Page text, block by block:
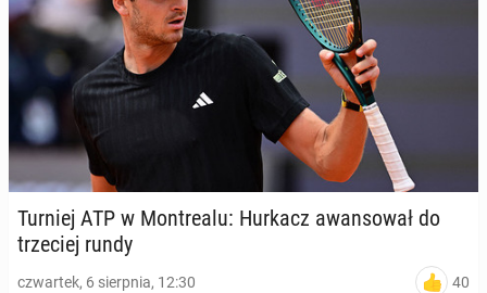
Turniej ATP w Mont­re­alu: Hurkacz awan­so­wał do
trze­ciej rundy
czwartek, 6 sierpnia, 12:30 40